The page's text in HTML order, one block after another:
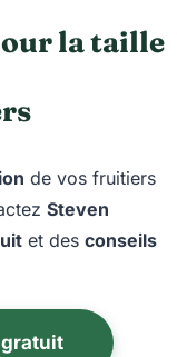
la taille
de vos fruitiers
Steven
et des conseils
gratuit